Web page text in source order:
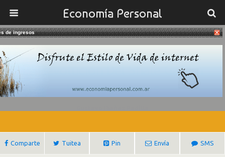
Economía Personal
06/10/2016
La Revolución Del Shale Gas En
Estados Unidos
Comparte Tuitea Pin Envía SMS
de ingresos